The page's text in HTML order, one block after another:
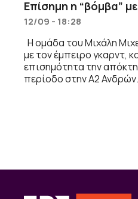
Επίσημη η “βόμβα”
12/09 - 18:28
Η ομάδα του Μιχάλη
με τον έμπειρο γκαρντ,
επισημότητα την
περίοδο στην Α2